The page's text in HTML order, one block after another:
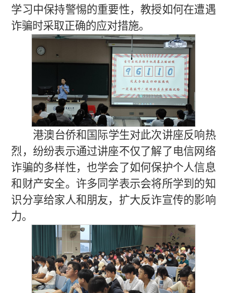
学习中保持警惕的重要性，教授如何在遭遇
诈骗时采取正确的应对措施。
港澳台侨和国际学生对此次讲座反响热
烈，纷纷表示通过讲座不仅了解了电信网络
诈骗的多样性，也学会了如何保护个人信息
和财产安全。许多同学表示会将所学到的知
识分享给家人和朋友，扩大反诈宣传的影响
力。